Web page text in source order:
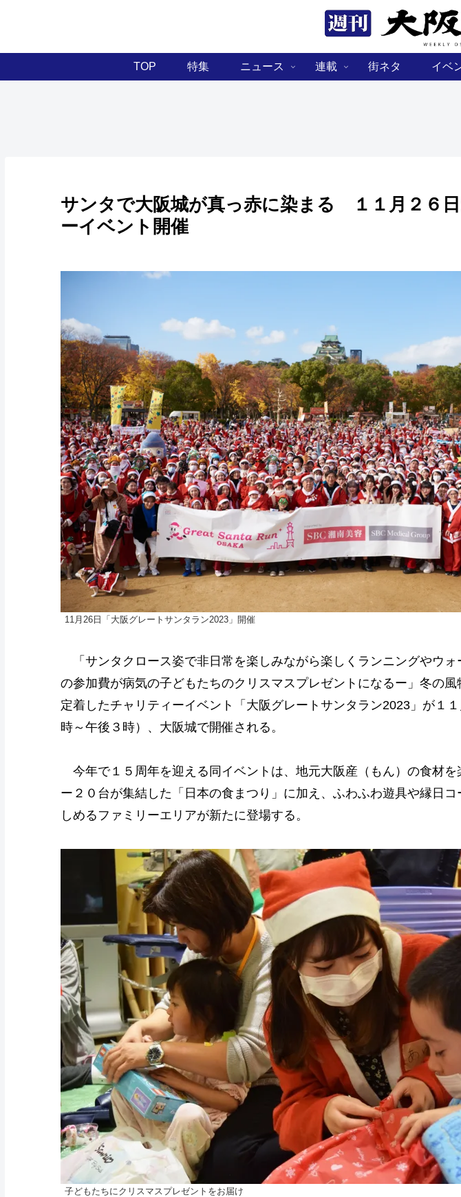
TOP 特集 ニュース 連載 街ネタ イベ
サンタで大阪城が真っ赤に染まる １１月２６
ーイベント開催
11月26日「大阪グレートサンタラン2023」開催
「サンタクロース姿で非日常を楽しみながら楽しくランニングやウォ
の参加費が病気の子どもたちのクリスマスプレゼントになるー」冬の風
定着したチャリティーイベント「大阪グレートサンタラン2023」が１
時～午後３時）、大阪城で開催される。
今年で１５周年を迎える同イベントは、地元大阪産（もん）の食材を
ー２０台が集結した「日本の食まつり」に加え、ふわふわ遊具や縁日
しめるファミリーエリアが新たに登場する。
子どもたちにクリスマスプレゼントをお届け